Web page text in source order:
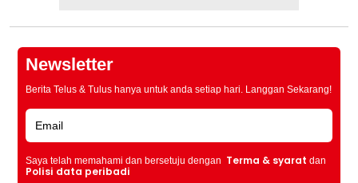
Newsletter
Berita Telus & Tulus hanya untuk anda setiap hari. Langgan Sekarang!
Saya telah memahami dan bersetuju dengan Terma & syarat dan
Polisi data peribadi